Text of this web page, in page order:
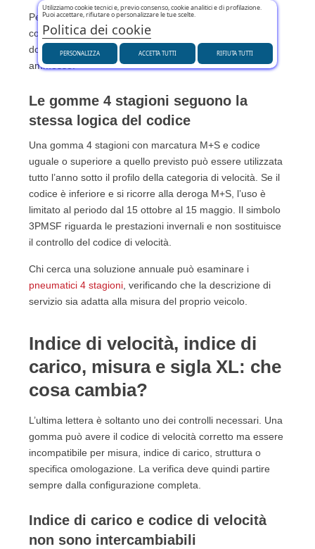
Per un impiego stagionale specifico, si possono
confrontare legomme invernali compatibili con il veicolo
dopo aver verificato la misura completa e il codice
ammesso.
Le gomme 4 stagioni seguono la
stessa logica del codice
Una gomma 4 stagioni con marcatura M+S e codice
uguale o superiore a quello previsto può essere utilizzata
tutto l’anno sotto il profilo della categoria di velocità. Se il
codice è inferiore e si ricorre alla deroga M+S, l’uso è
limitato al periodo dal 15 ottobre al 15 maggio. Il simbolo
3PMSF riguarda le prestazioni invernali e non sostituisce
il controllo del codice di velocità.
Chi cerca una soluzione annuale può esaminare i
pneumatici 4 stagioni, verificando che la descrizione di
servizio sia adatta alla misura del proprio veicolo.
Indice di velocità, indice di
carico, misura e sigla XL: che
cosa cambia?
L’ultima lettera è soltanto uno dei controlli necessari. Una
gomma può avere il codice di velocità corretto ma essere
incompatibile per misura, indice di carico, struttura o
specifica omologazione. La verifica deve quindi partire
sempre dalla configurazione completa.
Indice di carico e codice di velocità
non sono intercambiabili
Utilizziamo cookie tecnici e, previo consenso, cookie analitici e di profilazione.
Puoi accettare, rifiutare o personalizzare le tue scelte.
Politica dei cookie
PERSONALIZZA RIFIUTA TUTTI
ACCETTA TUTTI